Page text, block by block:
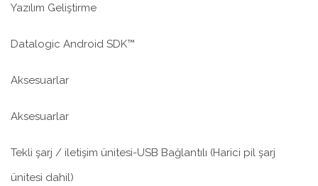
Yazılım Geliştirme
Datalogic Android SDK™
Aksesuarlar
Aksesuarlar
Tekli şarj / iletişim ünitesi-USB Bağlantılı (Harici pil şarj
ünitesi dahil)